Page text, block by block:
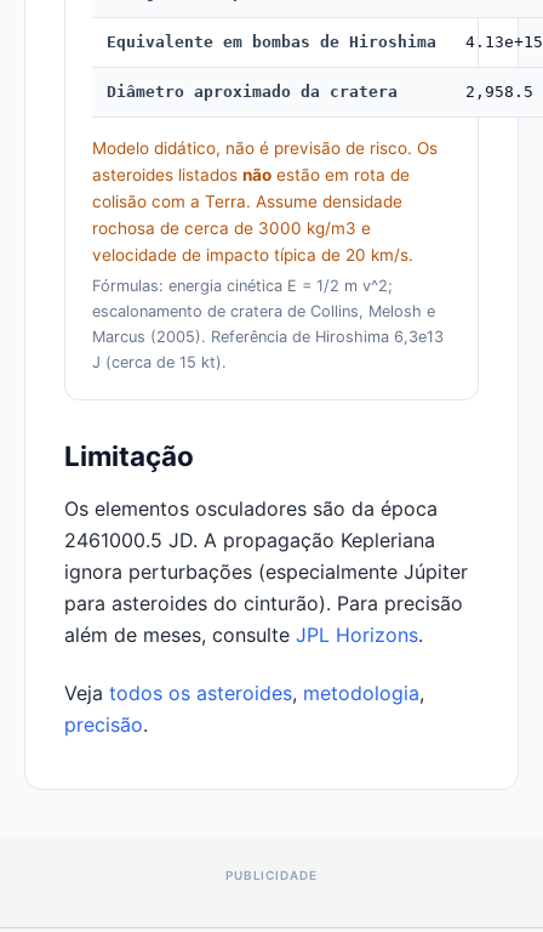
Equivalente em bombas de Hiroshima 4.13e+15
Diâmetro aproximado da cratera 2,958.5
Modelo didático, não é previsão de risco. Os
asteroides listados não estão em rota de
colisão com a Terra. Assume densidade
rochosa de cerca de 3000 kg/m3 e
velocidade de impacto típica de 20 km/s.
Fórmulas: energia cinética E = 1/2 m v^2;
escalonamento de cratera de Collins, Melosh e
Marcus (2005). Referência de Hiroshima 6,3e13
J (cerca de 15 kt).
Limitação
Os elementos osculadores são da época
2461000.5 JD. A propagação Kepleriana
ignora perturbações (especialmente Júpiter
para asteroides do cinturão). Para precisão
além de meses, consulte JPL Horizons.
Veja todos os asteroides, metodologia,
precisão.